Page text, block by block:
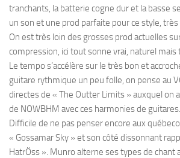
tranchants, la batterie cogne dur et la basse
un son et une prod parfaite pour ce style, très
On est très loin des grosses prod actuelles
compression, ici tout sonne vrai, naturel mais
Le tempo s’accélère sur le très bon et
guitare rythmique un peu folle, on pense au
directes de « The Outter Limits » auxquel on
de NOWBHM avec ces harmonies de guitares.
Difficile de ne pas penser encore aux
« Gossamar Sky » et son côté dissonnant
HatrÖss ». Munro alterne ses types de chant